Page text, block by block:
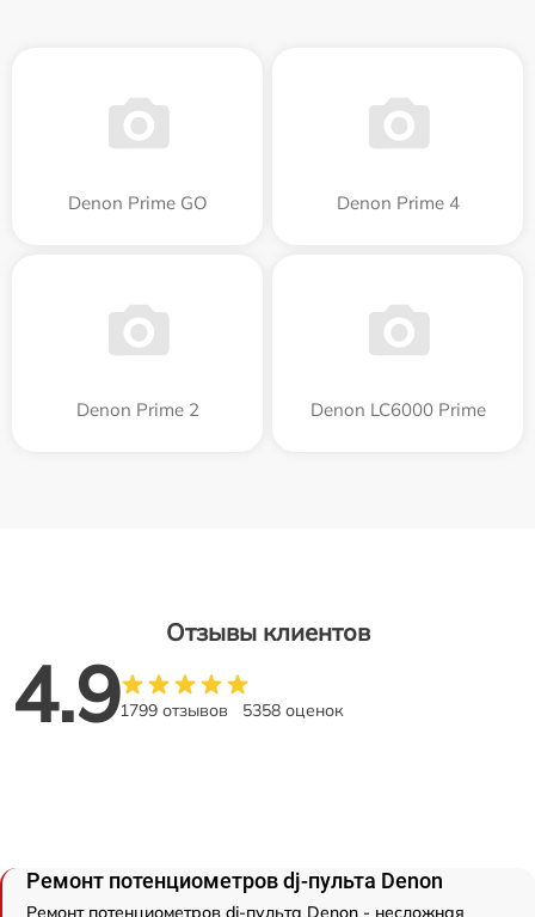
Denon Prime GO Denon Prime 4
Denon Prime 2 Denon LC6000 Prime
Отзывы клиентов
4.91799 отзывов 5358 оценок
Ремонт потенциометров dj-пульта Denon
Ремонт потенциометров dj-пульта Denon - несложная